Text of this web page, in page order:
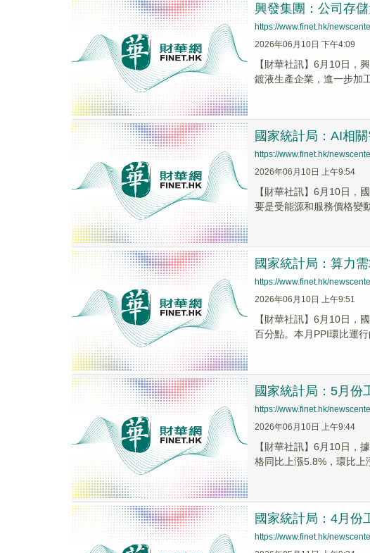
興發集團：公司存
https://www.finet.hk/
2026年06月10日 下午4:09
【財華社訊】6月10日，
鍍液生產企業，進一步加
國家統計局：AI相
https://www.finet.hk/
2026年06月10日 上午9:54
【財華社訊】6月10日，
要是受能源和服務價格變
國家統計局：算力
https://www.finet.hk/
2026年06月10日 上午9:51
【財華社訊】6月10日，
百分點。本月PPI環比運行
國家統計局：5月份
https://www.finet.hk/
2026年06月10日 上午9:44
【財華社訊】6月10日，
格同比上漲5.8%，環比上
國家統計局：4月份
https://www.finet.hk/